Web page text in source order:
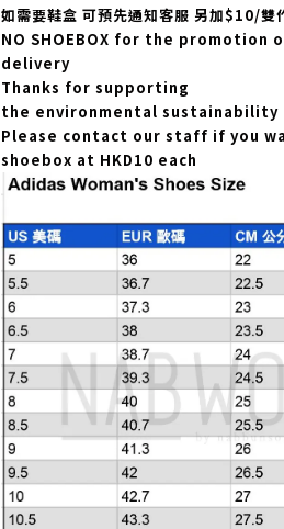
如需要鞋盒 可預先通知客服 另加$10/雙
NO SHOEBOX for the promotion
delivery
Thanks for supporting
the environmental sustainability
Please contact our staff if you
shoebox at HKD10 each